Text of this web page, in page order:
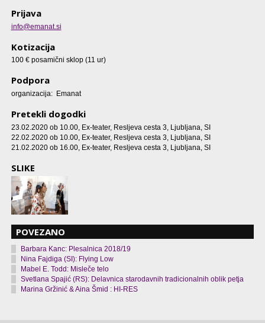
Prijava
info@emanat.si
Kotizacija
100 € posamični sklop (11 ur)
Podpora
organizacija: Emanat
Pretekli dogodki
23.02.2020 ob 10.00, Ex-teater, Resljeva cesta 3, Ljubljana, SI
22.02.2020 ob 10.00, Ex-teater, Resljeva cesta 3, Ljubljana, SI
21.02.2020 ob 16.00, Ex-teater, Resljeva cesta 3, Ljubljana, SI
SLIKE
POVEZANO
Barbara Kanc: Plesalnica 2018/19
Nina Fajdiga (SI): Flying Low
Mabel E. Todd: Misleče telo
Svetlana Spajić (RS): Delavnica starodavnih tradicionalnih oblik petja
Marina Gržinić & Aina Šmid : HI-RES